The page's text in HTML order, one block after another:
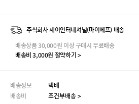
주식회사 제이인터네셔널(마이베프) 배송
배송상품 30,000원 이상 구매시 무료배송
배송비 3,000원 절약하기 >
배송정보
택배
배송비
조건부배송 >